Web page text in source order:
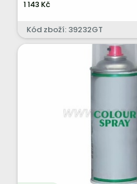
1 143 Kč
Kód zboží: 39232GT